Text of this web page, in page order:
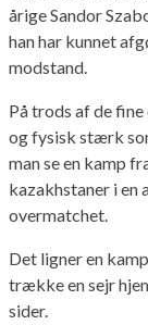
årige Sandor
han har kunnet
modstand.
På trods af de
og fysisk stærk
man se en kamp
kazakhstaner i en
overmatchet.
Det ligner en
trække en sejr
sider.